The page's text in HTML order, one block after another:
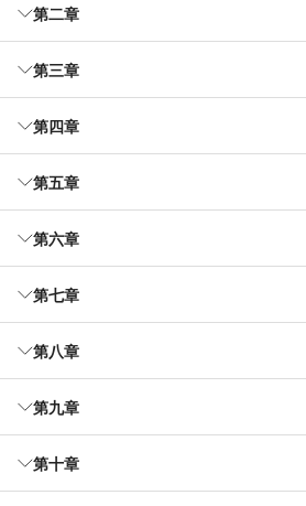
第二章
第三章
第四章
第五章
第六章
第七章
第八章
第九章
第十章